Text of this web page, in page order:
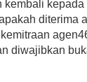
kembali
diterima
diwajibkan